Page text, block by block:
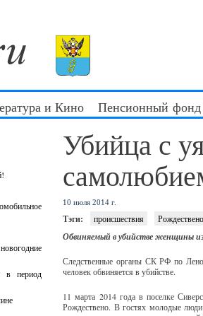
и Кино Пенсионный фонд
в период
Убийца с
10 июля 2014 г.
Тэги: происшествия Рождествено
Обвиняемый в убийстве женщины
Следственные органы СК РФ по
человек обвиняется в убийстве.
11 марта 2014 года в поселке
Рождествено. В гостях молодые